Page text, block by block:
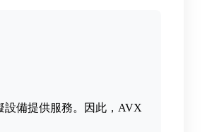
設備提供服務。因此，AVX